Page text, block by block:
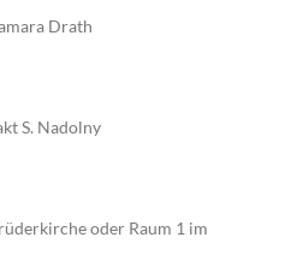
Drath
S. Nadolny
oder Raum 1 im